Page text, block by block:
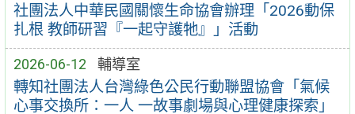
社團法人中華民國關懷生命協會辦理「2026動保
扎根 教師研習『一起守護牠』」活動
2026-06-12 輔導室
轉知社團法人台灣綠色公民行動聯盟協會「氣候
心事交換所：一人 一故事劇場與心理健康探索」